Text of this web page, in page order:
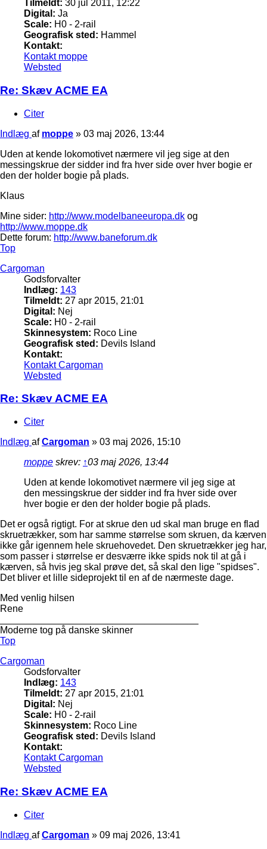
Tilmeldt: 30 jul 2011, 12:22
Digital: Ja
Scale: H0 - 2-rail
Geografisk sted: Hammel
Kontakt:
Kontakt moppe
Websted
Re: Skæv ACME EA
Citer
Indlæg af moppe » 03 maj 2026, 13:44
Uden at kende lokomotivet nærmere vil jeg sige at den
messingskrue der sidder ind fra hver side over hver bogie er
den der holder bogie på plads.
Klaus
Mine sider: http://www.modelbaneeuropa.dk og
http://www.moppe.dk
Dette forum: http://www.baneforum.dk
Top
Cargoman
Godsforvalter
Indlæg: 143
Tilmeldt: 27 apr 2015, 21:01
Digital: Nej
Scale: H0 - 2-rail
Skinnesystem: Roco Line
Geografisk sted: Devils Island
Kontakt:
Kontakt Cargoman
Websted
Re: Skæv ACME EA
Citer
Indlæg afCargoman » 03 maj 2026, 15:10
moppe skrev: ↑03 maj 2026, 13:44
Uden at kende lokomotivet nærmere vil jeg sige at
den messingskrue der sidder ind fra hver side over
hver bogie er den der holder bogie på plads.
Det er også rigtigt. For at skrue den ud skal man bruge en flad
skruetrækker, som har samme størrelse som skruen, da kærven
ikke går igennem hele skruehovedet. Den skruetrækker jeg har,
som passer i størrelse er desværre ikke spids nok til at gå i
kærven, så hvis jeg skal prøve det, så skal den lige "spidses".
Det bliver et lille sideprojekt til en af de nærmeste dage.
Med venlig hilsen
Rene
Moderne tog på danske skinner
Top
Cargoman
Godsforvalter
Indlæg: 143
Tilmeldt: 27 apr 2015, 21:01
Digital: Nej
Scale: H0 - 2-rail
Skinnesystem: Roco Line
Geografisk sted: Devils Island
Kontakt:
Kontakt Cargoman
Websted
Re: Skæv ACME EA
Citer
Indlæg afCargoman » 09 maj 2026, 13:41